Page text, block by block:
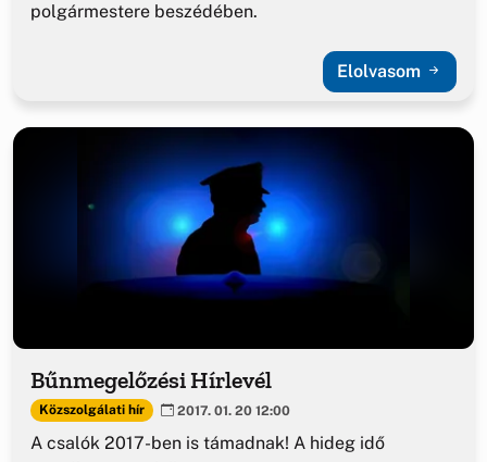
polgármestere beszédében.
Elolvasom
Bűnmegelőzési Hírlevél
Közszolgálati hír 2017. 01. 20 12:00
A csalók 2017-ben is támadnak! A hideg idő